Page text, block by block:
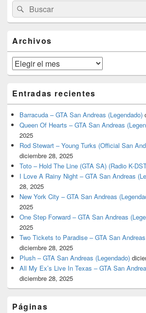
área
de
widget
lateral
primaria
Buscar
por:
Buscar
Archivos
Archivos
Entradas recientes
Barracuda – GTA San Andreas (Legendado)
Queen Of Hearts – GTA San Andreas
2025
Rod Stewart – Young Turks (Official San
diciembre 28, 2025
Toto – Hold The Line (GTA SA) (Radio K-
I Love A Rainy Night – GTA San Andreas
28, 2025
New York City – GTA San Andreas
2025
One Step Forward – GTA San Andreas
2025
Two Tickets to Paradise – GTA San
diciembre 28, 2025
Plush – GTA San Andreas (Legendado)
All My Ex’s Live In Texas – GTA San
diciembre 28, 2025
Páginas